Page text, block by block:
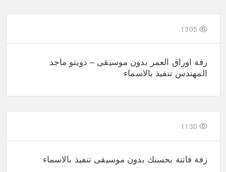
1305
زفة اوراق العمر بدون موسيقى – دويتو ماجد
المهندس تنفيذ بالاسماء
1130
زفة فاتنة بحسنك بدون موسيقى تنفيذ بالاسماء